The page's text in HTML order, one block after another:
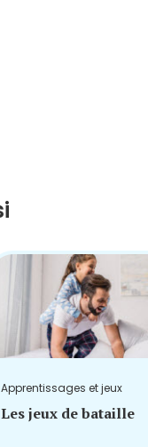
Apprentissages et jeux
Les jeux de bataille